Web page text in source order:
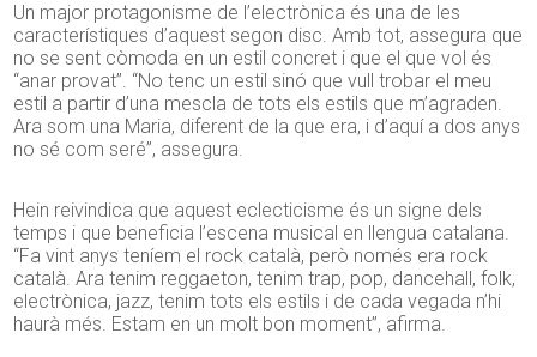
Un major protagonisme de l’electrònica és una de les
característiques d’aquest segon disc. Amb tot, assegura que
no se sent còmoda en un estil concret i que el que vol és
“anar provat”. “No tenc un estil sinó que vull trobar el meu
estil a partir d’una mescla de tots els estils que m’agraden.
Ara som una Maria, diferent de la que era, i d’aquí a dos anys
no sé com seré”, assegura.
Hein reivindica que aquest eclecticisme és un signe dels
temps i que beneficia l’escena musical en llengua catalana.
“Fa vint anys teníem el rock català, però només era rock
català. Ara tenim reggaeton, tenimtrap, pop, dancehall , folk,
electrònica, jazz, tenim tots els estils i de cada vegada n’hi
haurà més. Estam en un molt bon moment”, afirma.